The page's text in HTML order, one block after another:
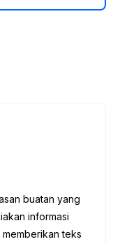
buatan yang
informasi
teks